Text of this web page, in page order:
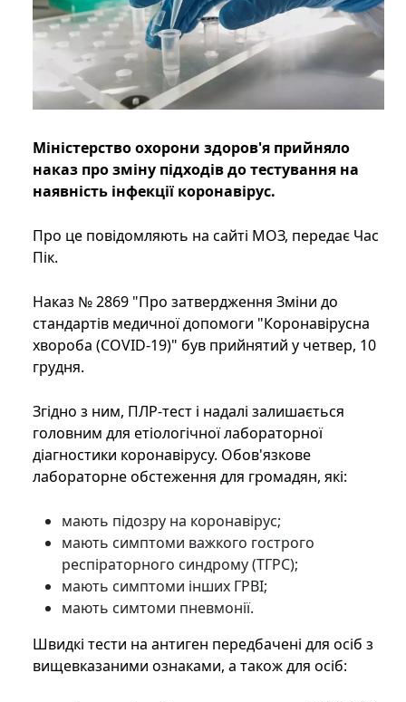
Міністерство охорони здоров'я прийняло
наказ про зміну підходів до тестування на
наявність інфекції коронавірус.
Про це повідомляють на сайті МОЗ, передає Час
Пік.
Наказ № 2869 "Про затвердження Зміни до
стандартів медичної допомоги "Коронавірусна
хвороба (COVID-19)" був прийнятий у четвер, 10
грудня.
Згідно з ним, ПЛР-тест і надалі залишається
головним для етіологічної лабораторної
діагностики коронавірусу. Обов'язкове
лабораторне обстеження для громадян, які:
мають підозру на коронавірус;
мають симптоми важкого гострого
респіраторного синдрому (ТГРС);
мають симптоми інших ГРВІ;
мають симтоми пневмонії.
Швидкі тести на антиген передбачені для осіб з
вищевказаними ознаками, а також для осіб: